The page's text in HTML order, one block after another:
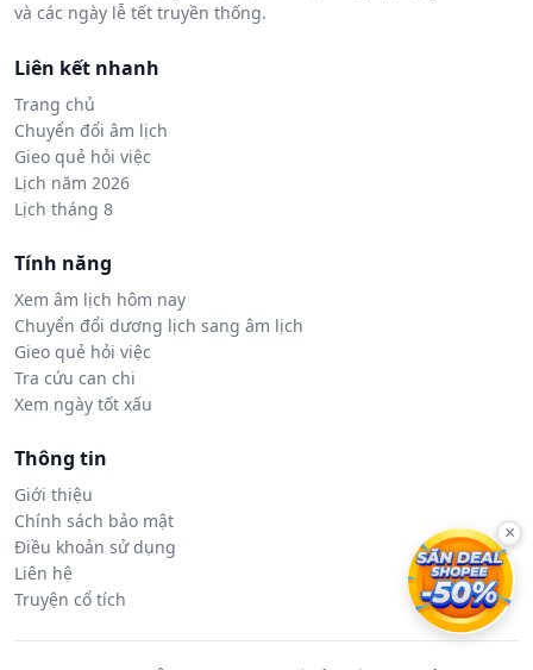
và các ngày lễ tết truyền thống.
Liên kết nhanh
Trang chủ
Chuyển đổi âm lịch
Gieo quẻ hỏi việc
Lịch năm 2026
Lịch tháng 8
Tính năng
Xem âm lịch hôm nay
Chuyển đổi dương lịch sang âm lịch
Gieo quẻ hỏi việc
Tra cứu can chi
Xem ngày tốt xấu
Thông tin
Giới thiệu
Chính sách bảo mật
Điều khoản sử dụng
Liên hệ
Truyện cổ tích
×